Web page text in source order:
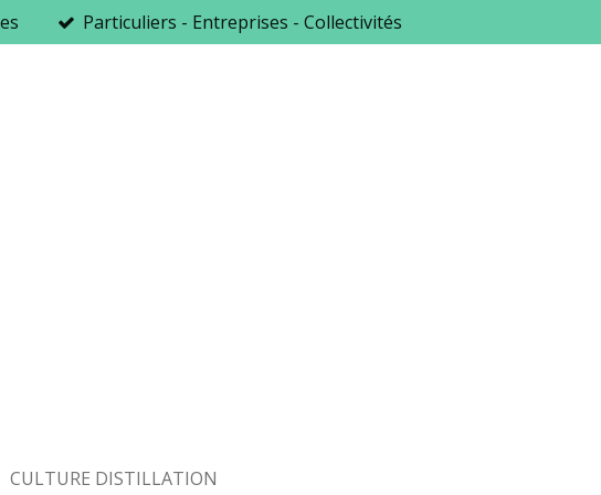
Particuliers - Entreprises - Collectivités
CULTURE DISTILLATION